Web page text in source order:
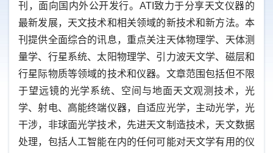
刊，面向国内外公开发行。ATI致力于分享天文仪器的
最新发展，天文技术和相关领域的新技术和新方法。本
刊提供全面综合的讯息，重点关注天体物理学、天体测
量学、行星系统、太阳物理学、引力波天文学、磁层和
行星际物质等领域的技术和仪器。文章范围包括但不限
于望远镜的光学系统、空间与地面天文观测技术，光
学、射电、高能终端仪器，自适应光学，主动光学，光
干涉，非球面光学技术，先进天文制造技术，天文数据
处理，包括人工智能在内的任何可能对天文学有用的仪